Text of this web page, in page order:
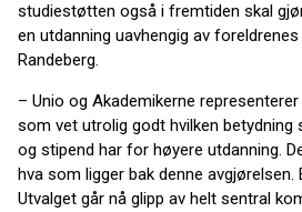
studiestøtten også i fremtiden skal
en utdanning uavhengig av
Randeberg.
– Unio og Akademikerne
som vet utrolig godt hvilken betydning
og stipend har for høyere utdanning.
hva som ligger bak denne avgjørelsen.
Utvalget går nå glipp av helt sentral